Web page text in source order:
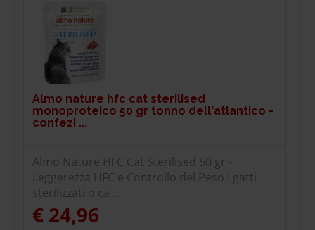
Almo nature hfc cat sterilised
monoproteico 50 gr tonno dell'atlantico -
confezi ...
Almo Nature HFC Cat Sterilised 50 gr -
Leggerezza HFC e Controllo del Peso I gatti
sterilizzati o ca ...
€ 24,96